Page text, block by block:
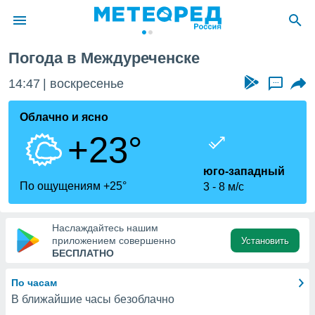
о
Вы можете
к этому
доступ
Погода в Междуреченске
14:47 воскресенье ...
Облачно и ясно
+23°
По ощущениям +25°
юго-западный
3
8 м/с
Наслаждайтесь нашим
приложением совершенно
БЕСПЛАТНО
Установить
По часам
В ближайшие часы безоблачно